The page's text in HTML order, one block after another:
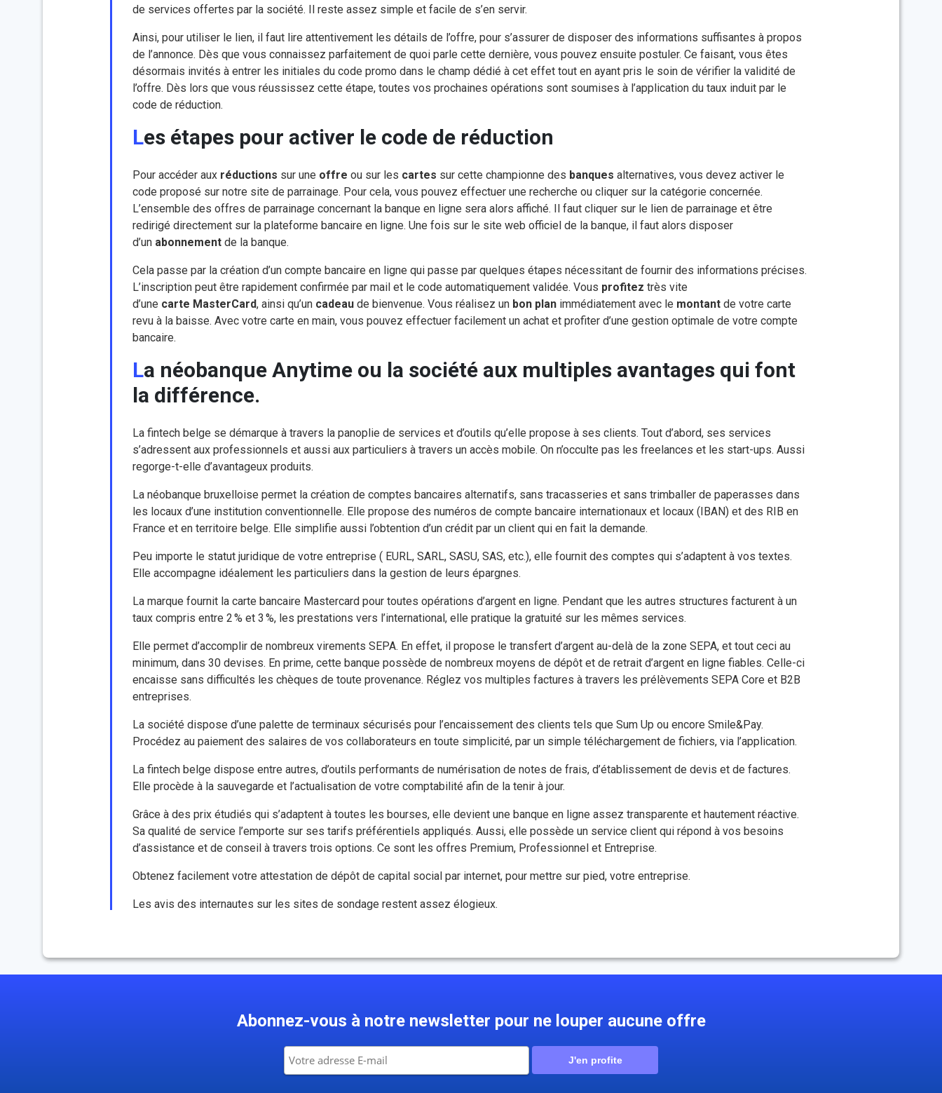
de services offertes par la société. Il reste assez simple et facile de s’en servir.
Ainsi, pour utiliser le lien, il faut lire attentivement les détails de l’offre, pour s’assurer de disposer des informations suffisantes à propos
de l’annonce. Dès que vous connaissez parfaitement de quoi parle cette dernière, vous pouvez ensuite postuler. Ce faisant, vous êtes
désormais invités à entrer les initiales du code promo dans le champ dédié à cet effet tout en ayant pris le soin de vérifier la validité de
l’offre. Dès lors que vous réussissez cette étape, toutes vos prochaines opérations sont soumises à l’application du taux induit par le
code de réduction.
Les étapes pour activer le code de réduction
Pour accéder aux réductions sur une offre ou sur les cartes sur cette championne des banques alternatives, vous devez activer le
code proposé sur notre site de parrainage. Pour cela, vous pouvez effectuer une recherche ou cliquer sur la catégorie concernée.
L’ensemble des offres de parrainage concernant la banque en ligne sera alors affiché. Il faut cliquer sur le lien de parrainage et être
redirigé directement sur la plateforme bancaire en ligne. Une fois sur le site web officiel de la banque, il faut alors disposer
d’un abonnement de la banque.
Cela passe par la création d’un compte bancaire en ligne qui passe par quelques étapes nécessitant de fournir des informations précises.
L’inscription peut être rapidement confirmée par mail et le code automatiquement validée. Vous profitez très vite
d’une carte MasterCard, ainsi qu’un cadeau de bienvenue. Vous réalisez un bon plan immédiatement avec le montant de votre carte
revu à la baisse. Avec votre carte en main, vous pouvez effectuer facilement un achat et profiter d’une gestion optimale de votre compte
bancaire.
La néobanque Anytime ou la société aux multiples avantages qui font
la différence.
La fintech belge se démarque à travers la panoplie de services et d’outils qu’elle propose à ses clients. Tout d’abord, ses services
s’adressent aux professionnels et aussi aux particuliers à travers un accès mobile. On n’occulte pas les freelances et les start-ups. Aussi
regorge-t-elle d’avantageux produits.
La néobanque bruxelloise permet la création de comptes bancaires alternatifs, sans tracasseries et sans trimballer de paperasses dans
les locaux d’une institution conventionnelle. Elle propose des numéros de compte bancaire internationaux et locaux (IBAN) et des RIB en
France et en territoire belge. Elle simplifie aussi l’obtention d’un crédit par un client qui en fait la demande.
Peu importe le statut juridique de votre entreprise ( EURL, SARL, SASU, SAS, etc.), elle fournit des comptes qui s’adaptent à vos textes.
Elle accompagne idéalement les particuliers dans la gestion de leurs épargnes.
La marque fournit la carte bancaire Mastercard pour toutes opérations d’argent en ligne. Pendant que les autres structures facturent à un
taux compris entre 2 % et 3 %, les prestations vers l’international, elle pratique la gratuité sur les mêmes services.
Elle permet d’accomplir de nombreux virements SEPA. En effet, il propose le transfert d’argent au-delà de la zone SEPA, et tout ceci au
minimum, dans 30 devises. En prime, cette banque possède de nombreux moyens de dépôt et de retrait d’argent en ligne fiables. Celle-ci
encaisse sans difficultés les chèques de toute provenance. Réglez vos multiples factures à travers les prélèvements SEPA Core et B2B
entreprises.
La société dispose d’une palette de terminaux sécurisés pour l’encaissement des clients tels que Sum Up ou encore Smile&Pay.
Procédez au paiement des salaires de vos collaborateurs en toute simplicité, par un simple téléchargement de fichiers, via l’application.
La fintech belge dispose entre autres, d’outils performants de numérisation de notes de frais, d’établissement de devis et de factures.
Elle procède à la sauvegarde et l’actualisation de votre comptabilité afin de la tenir à jour.
Grâce à des prix étudiés qui s’adaptent à toutes les bourses, elle devient une banque en ligne assez transparente et hautement réactive.
Sa qualité de service l’emporte sur ses tarifs préférentiels appliqués. Aussi, elle possède un service client qui répond à vos besoins
d’assistance et de conseil à travers trois options. Ce sont les offres Premium, Professionnel et Entreprise.
Obtenez facilement votre attestation de dépôt de capital social par internet, pour mettre sur pied, votre entreprise.
Les avis des internautes sur les sites de sondage restent assez élogieux.
Abonnez-vous à notre newsletter pour ne louper aucune offre